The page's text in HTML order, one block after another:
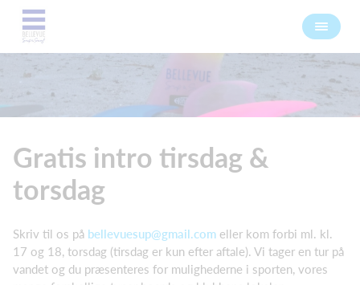
Gratis intro tirsdag &
torsdag
Skriv til os på bellevuesup@gmail.com eller kom forbi ml. kl.
17 og 18, torsdag (tirsdag er kun efter aftale). Vi tager en tur på
vandet og du præsenteres for mulighederne i sporten, vores